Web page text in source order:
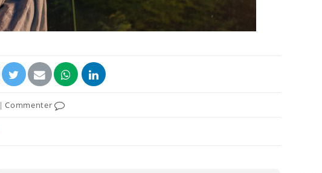
|Commenter